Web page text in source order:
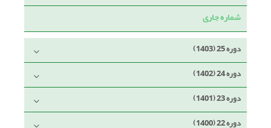
شماره جاری
دوره 25 (1403)
دوره 24 (1402)
دوره 23 (1401)
دوره 22 (1400)